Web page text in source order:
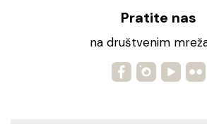
Pratite nas
na društvenim